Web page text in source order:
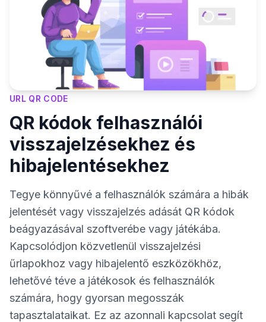
URL QR CODE
QR kódok felhasználói
visszajelzésekhez és
hibajelentésekhez
Tegye könnyűvé a felhasználók számára a hibák
jelentését vagy visszajelzés adását QR kódok
beágyazásával szoftverébe vagy játékába.
Kapcsolódjon közvetlenül visszajelzési
űrlapokhoz vagy hibajelentő eszközökhöz,
lehetővé téve a játékosok és felhasználók
számára, hogy gyorsan megosszák
tapasztalataikat. Ez az azonnali kapcsolat segít